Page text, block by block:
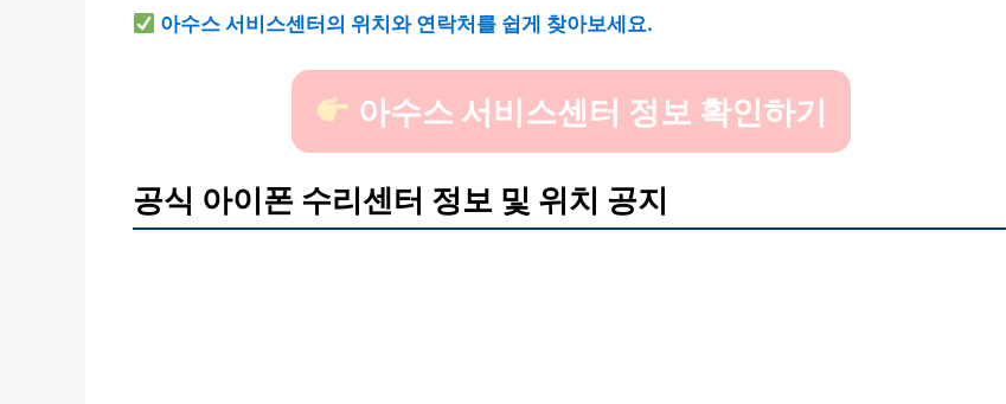
아수스 서비스센터의 위치와 연락처를 쉽게 찾아보세요.
아수스 서비스센터 정보 확인하기
공식 아이폰 수리센터 정보 및 위치 공지